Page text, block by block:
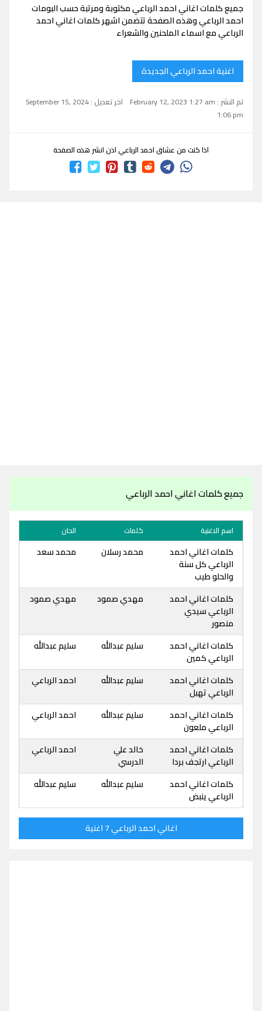
جميع كلمات اغاني احمد الرباعي مكتوبة ومرتبة حسب البومات
احمد الرباعي وهذه الصفحة تتضمن اشهر كلمات اغاني احمد
الرباعي مع اسماء الملحنين والشعراء
اغنية احمد الرباعي الجديدة
تم النشر : February 12, 2023 1:27 am
اخر تعديل : September 15, 2024
1:06 pm
اذا كنت من عشاق احمد الرباعي اذن انشر هذه الصفحة
جميع كلمات اغاني احمد الرباعي
اسم الاغنية كلمات الحان
كلمات اغاني احمد
الرباعي كل سنة
والحلو طيب
محمد رسلان محمد سعد
كلمات اغاني احمد
الرباعي سيدي
منصور
مهدي صمود مهدي صمود
كلمات اغاني احمد
الرباعي كمين
سليم عبدالله سليم عبدالله
كلمات اغاني احمد
الرباعي تهبل
سليم عبدالله احمد الرباعي
كلمات اغاني احمد
الرباعي ملعون
سليم عبدالله احمد الرباعي
كلمات اغاني احمد
الرباعي ارتجف بردا
خالد علي
الدرسي
احمد الرباعي
كلمات اغاني احمد
الرباعي ينبض
سليم عبدالله سليم عبدالله
اغاني احمد الرباعي 7 اغنية